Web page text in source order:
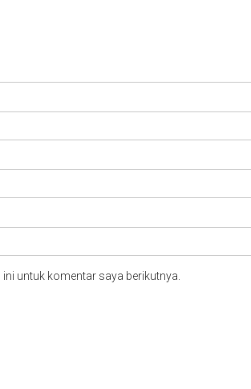
untuk komentar saya berikutnya.